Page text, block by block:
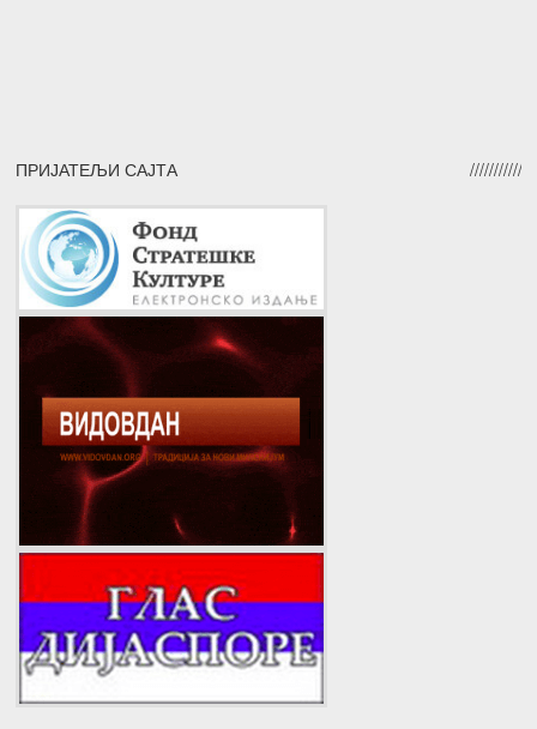
ПРИЈАТЕЉИ САЈТА